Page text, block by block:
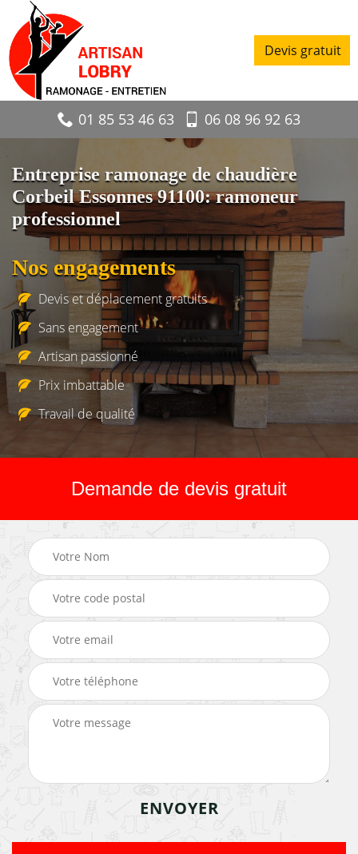
Devis gratuit
01 85 53 46 63 06 08 96 92 63
Entreprise ramonage de chaudière
Corbeil Essonnes 91100: ramoneur
professionnel
Nos engagements
Devis et déplacement gratuits
Sans engagement
Artisan passionné
Prix imbattable
Travail de qualité
Demande de devis gratuit